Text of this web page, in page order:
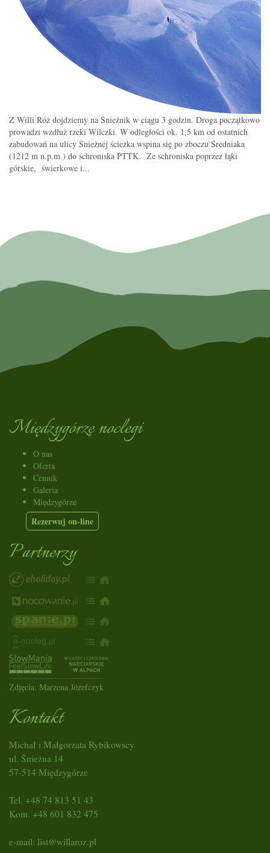
Z Willi Róż dojdziemy na Śnieżnik w ciągu 3 godzin. Droga początkowo
prowadzi wzdłuż rzeki Wilczki. W odległości ok. 1,5 km od ostatnich
zabudowań na ulicy Śnieżnej ścieżka wspina się po zboczu Średniaka
(1212 m n.p.m.) do schroniska PTTK. Ze schroniska poprzez łąki
górskie, świerkowe i...
Międzygórze noclegi
O nas
Oferta
Cennik
Galeria
Międzygórze
Rezerwuj on-line
Partnerzy
Zdjęcia: Marzena Józefczyk
Kontakt
Michał i Małgorzata Rybikowscy
ul. Śnieżna 14
57-514 Międzygórze
Tel. +48 74 813 51 43
Kom. +48 601 832 475
e-mail: list@willaroz.pl